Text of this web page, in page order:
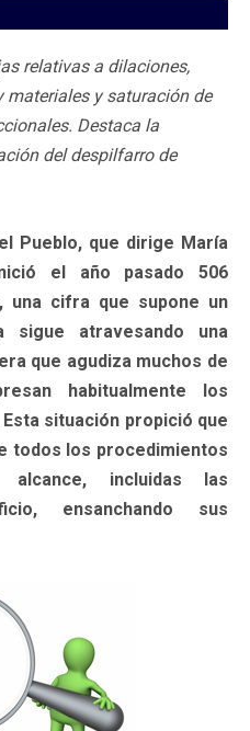
relativas a dilaciones,
materiales y saturación de
Destaca la
del despilfarro de
Pueblo, que dirige María
el año pasado 506
una cifra que supone un
sigue atravesando una
que agudiza muchos de
habitualmente los
situación propició que
todos los procedimientos
incluidas las
ensanchando sus